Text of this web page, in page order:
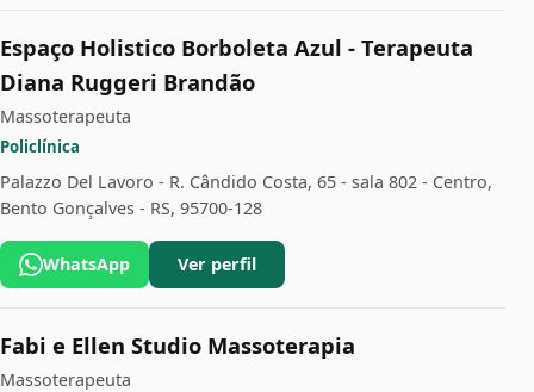
Espaço Holistico Borboleta Azul - Terapeuta
Diana Ruggeri Brandão
Massoterapeuta
Policlínica
Palazzo Del Lavoro - R. Cândido Costa, 65 - sala 802 - Centro,
Bento Gonçalves - RS, 95700-128
WhatsApp Ver perfil
Fabi e Ellen Studio Massoterapia
Massoterapeuta